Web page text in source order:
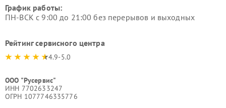
График работы:
ПН-ВСК с 9:00 до 21:00 без перерывов и выходных
Рейтинг сервисного центра
4.9-5.0
ООО "Русервис"
ИНН 7702633247
ОГРН 1077746335776